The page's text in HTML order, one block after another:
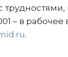
– в
.